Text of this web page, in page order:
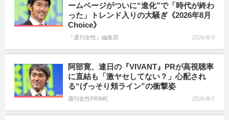
ームページがついに“進化”で「時代が終わ
った」トレンド入りの大騒ぎ《2026年8月
Choice》
『週刊女性』編集部 2026/8/3
阿部寛、連日の『VIVANT』PRが高視聴率
に直結も「激ヤセしてない？」心配され
る“げっそり頬ライン”の衝撃姿
週刊女性PRIME 2026/8/2